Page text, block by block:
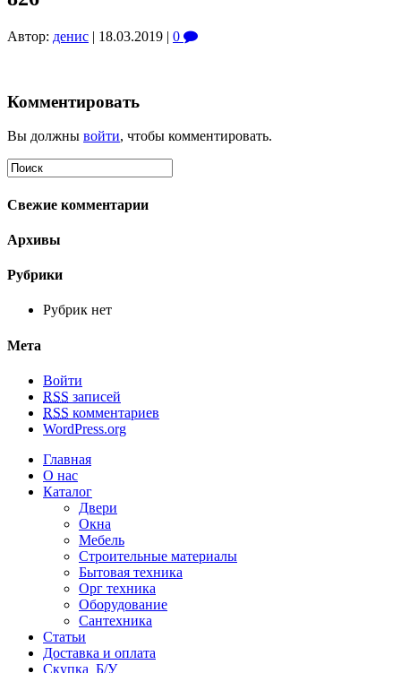
Автор: денис | 18.03.2019 | 0
Комментировать
Вы должны войти, чтобы комментировать.
Свежие комментарии
Архивы
Рубрики
Рубрик нет
Мета
Войти
RSS записей
RSS комментариев
WordPress.org
Главная
О нас
Каталог
Двери
Окна
Мебель
Строительные материалы
Бытовая техника
Орг техника
Оборудование
Сантехника
Статьи
Доставка и оплата
Скупка Б/У